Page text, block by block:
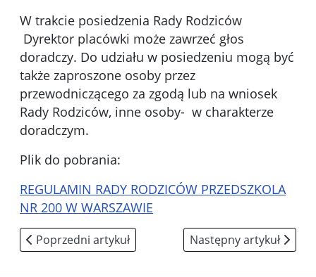
W trakcie posiedzenia Rady Rodziców
Dyrektor placówki może zawrzeć głos
doradczy. Do udziału w posiedzeniu mogą być
także zaproszone osoby przez
przewodniczącego za zgodą lub na wniosek
Rady Rodziców, inne osoby- w charakterze
doradczym.
Plik do pobrania:
REGULAMIN RADY RODZICÓW PRZEDSZKOLA
NR 200 W WARSZAWIE
Poprzedni artykuł: Dokumenty
Poprzedni artykuł Następny artykuł:
Następny artykuł